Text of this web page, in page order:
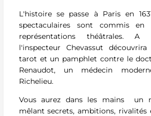
L'histoire se passe à Paris en
spectaculaires sont commis
représentations théâtrales. A
l'inspecteur Chevassut
tarot et un pamphlet contre le
Renaudot, un médecin
Richelieu.
Vous aurez dans les mains un
mêlant secrets, ambitions, rivalités